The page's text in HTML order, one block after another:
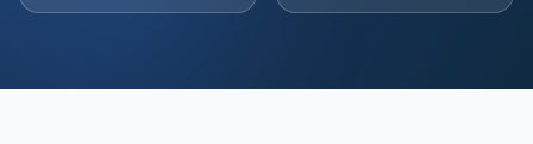
Ambalaj Üreticileri